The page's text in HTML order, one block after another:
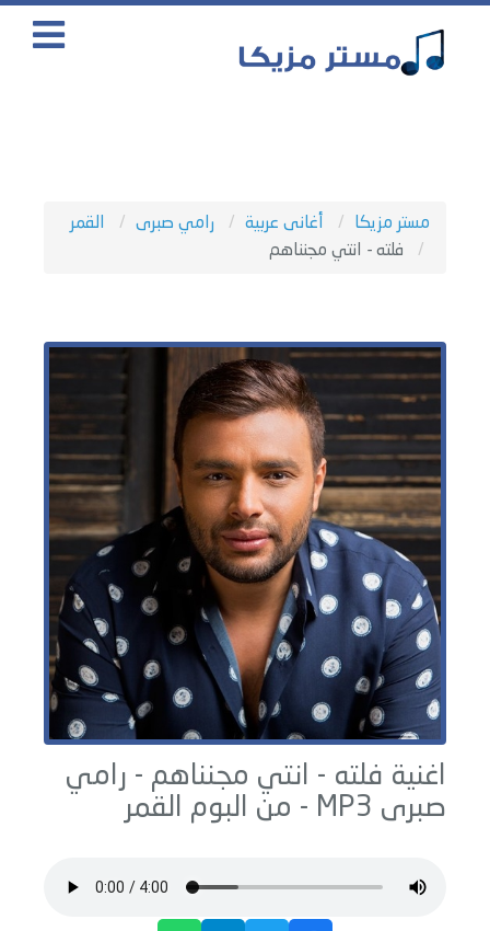
مستر مزيكا أغانى عربية رامي صبرى
القمر
فلته - انتي مجنناهم
اغنية فلته - انتي مجنناهم - رامي
صبرى
القمر